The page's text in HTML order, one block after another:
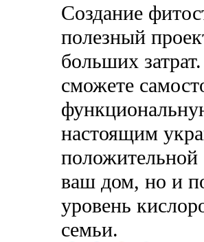
Создание
полезный
больших
сможете
настоящим
положительной
ваш дом, но и
уровень
семьи.